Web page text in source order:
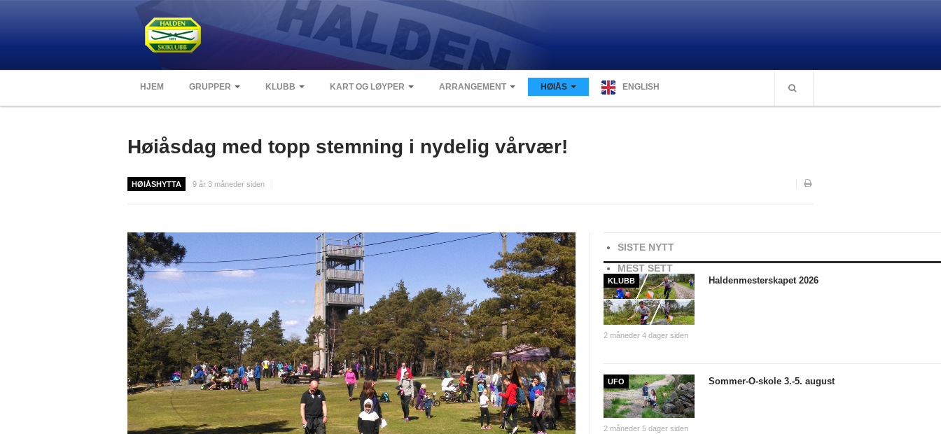
HJEM GRUPPER KLUBB KART OG LØYPER ARRANGEMENT HØIÅS ENGLISH
Høiåsdag med topp stemning i nydelig vårvær!
HØIÅSHYTTA 9 år 3 måneder siden
SISTE NYTT
MEST SETT
KLUBB
2 måneder 4 dager siden
Haldenmesterskapet 2026
UFO
2 måneder 5 dager siden
Sommer-O-skole 3.-5. august